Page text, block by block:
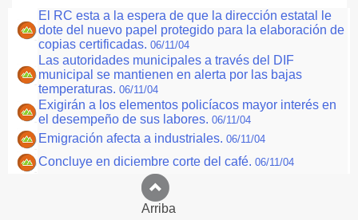
El RC esta a la espera de que la dirección estatal le
dote del nuevo papel protegido para la elaboración de
copias certificadas. 06/11/04
Las autoridades municipales a través del DIF
municipal se mantienen en alerta por las bajas
temperaturas. 06/11/04
Exigirán a los elementos policíacos mayor interés en
el desempeño de sus labores. 06/11/04
Emigración afecta a industriales. 06/11/04
Concluye en diciembre corte del café. 06/11/04
Arriba